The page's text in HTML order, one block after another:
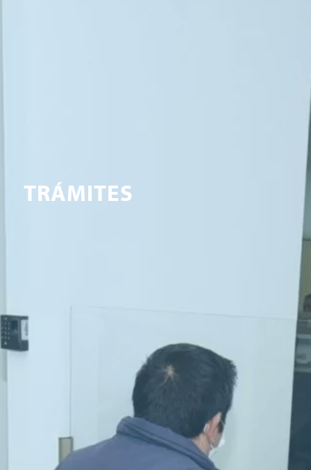
TRÁMITES